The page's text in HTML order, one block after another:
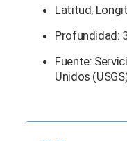
Latitud,
Profundidad:
Fuente:
Unidos